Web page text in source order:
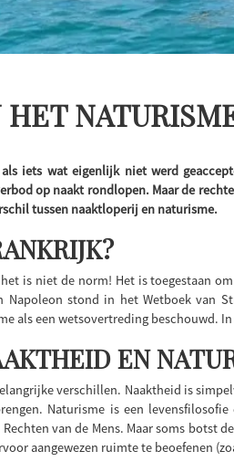
iets wat eigenlijk niet werd
op naakt rondlopen. Maar de
tussen naaktloperij en naturisme.
het is niet de norm! Het is toegestaan
stond in het Wetboek van
als een wetsovertreding beschouwd.
EN
verschillen. Naaktheid is
Naturisme is een
van de Mens. Maar soms
aangewezen ruimte te beoefenen